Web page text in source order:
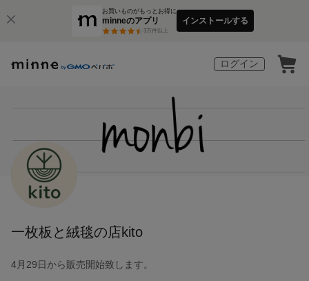
お買いものがもっとお得に
minneのアプリ
3万件以上
インストールする
ログイン
一枚板と絨毯の店kito
4月29日から販売開始致します。